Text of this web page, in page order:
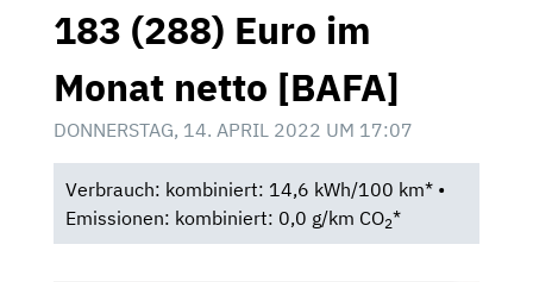
183 (288) Euro im
Monat netto [BAFA]
DONNERSTAG, 14. APRIL 2022 UM 17:07
Verbrauch: kombiniert: 14,6 kWh/100 km* •
Emissionen: kombiniert: 0,0 g/km CO2*